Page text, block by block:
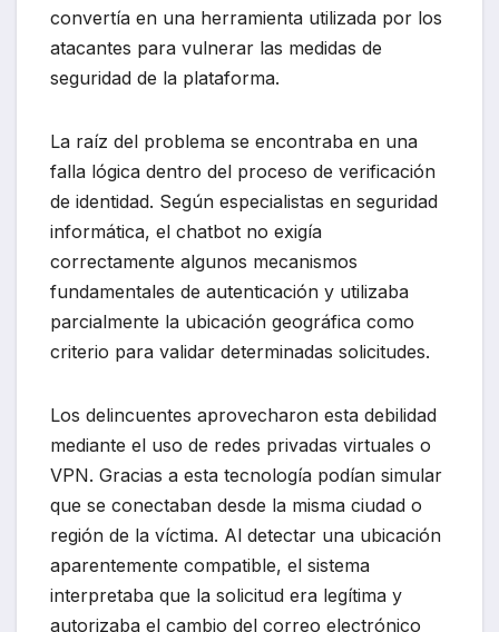
convertía en una herramienta utilizada por los
atacantes para vulnerar las medidas de
seguridad de la plataforma.
La raíz del problema se encontraba en una
falla lógica dentro del proceso de verificación
de identidad. Según especialistas en seguridad
informática, el chatbot no exigía
correctamente algunos mecanismos
fundamentales de autenticación y utilizaba
parcialmente la ubicación geográfica como
criterio para validar determinadas solicitudes.
Los delincuentes aprovecharon esta debilidad
mediante el uso de redes privadas virtuales o
VPN. Gracias a esta tecnología podían simular
que se conectaban desde la misma ciudad o
región de la víctima. Al detectar una ubicación
aparentemente compatible, el sistema
interpretaba que la solicitud era legítima y
autorizaba el cambio del correo electrónico